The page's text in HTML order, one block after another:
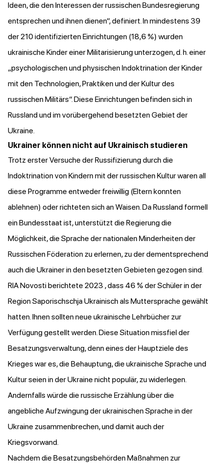
Ideen, die den Interessen der russischen Bundesregierung
entsprechen und ihnen dienen“, definiert. In mindestens 39
der 210 identifizierten Einrichtungen (18,6 %) wurden
ukrainische Kinder einer Militarisierung unterzogen, d. h. einer
„psychologischen und physischen Indoktrination der Kinder
mit den Technologien, Praktiken und der Kultur des
russischen Militärs“. Diese Einrichtungen befinden sich in
Russland und im vorübergehend besetzten Gebiet der
Ukraine.
Ukrainer können nicht auf Ukrainisch studieren
Trotz erster Versuche der Russifizierung durch die
Indoktrination von Kindern mit der russischen Kultur waren all
diese Programme entweder freiwillig (Eltern konnten
ablehnen) oder richteten sich an Waisen. Da Russland formell
ein Bundesstaat ist, unterstützt die Regierung die
Möglichkeit, die Sprache der nationalen Minderheiten der
Russischen Föderation zu erlernen, zu der dementsprechend
auch die Ukrainer in den besetzten Gebieten gezogen sind.
RIA Novostiberichtete 2023 , dass 46 % der Schüler in der
Region Saporischschja Ukrainisch als Muttersprache gewählt
hatten. Ihnen sollten neue ukrainische Lehrbücher zur
Verfügung gestellt werden. Diese Situation missfiel der
Besatzungsverwaltung, denn eines der Hauptziele des
Krieges war es, die Behauptung, die ukrainische Sprache und
Kultur seien in der Ukraine nicht populär, zu widerlegen.
Andernfalls würde die russische Erzählung über die
angebliche Aufzwingung der ukrainischen Sprache in der
Ukraine zusammenbrechen, und damit auch der
Kriegsvorwand.
Nachdem die Besatzungsbehörden Maßnahmen zur